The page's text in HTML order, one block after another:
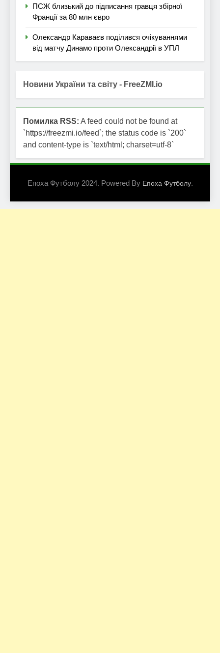
ПСЖ близький до підписання гравця збірної
Франції за 80 млн євро
Олександр Караваєв поділився очікуваннями
від матчу Динамо проти Олександрії в УПЛ
Новини України та світу - FreeZMI.io
Помилка RSS: A feed could not be found at
`https://freezmi.io/feed`; the status code is `200`
and content-type is `text/html; charset=utf-8`
Епоха Футболу 2024. Powered By Епоха Футболу.